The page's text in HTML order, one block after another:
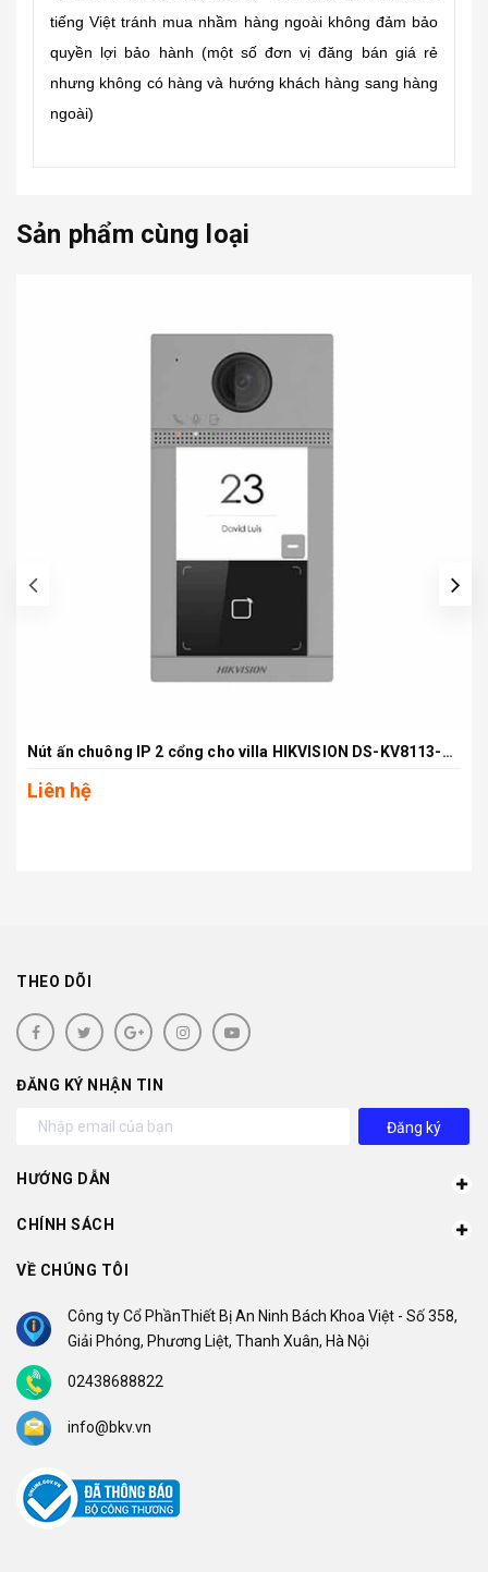
tiếng Việt tránh mua nhầm hàng ngoài không đảm bảo
quyền lợi bảo hành (một số đơn vị đăng bán giá rẻ
nhưng không có hàng và hướng khách hàng sang hàng
ngoài)
Sản phẩm cùng loại
Nút ấn chuông IP 2 cổng cho villa HIKVISION DS-KV8113-WME1(B)
Liên hệ
THEO DÕI
ĐĂNG KÝ NHẬN TIN
Đăng ký
HƯỚNG DẪN
CHÍNH SÁCH
VỀ CHÚNG TÔI
Công ty Cổ PhầnThiết Bị An Ninh Bách Khoa Việt - Số 358,
Giải Phóng, Phương Liệt, Thanh Xuân, Hà Nội
02438688822
info@bkv.vn